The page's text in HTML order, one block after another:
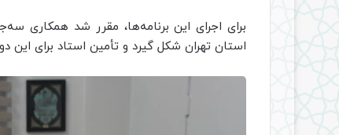
برای اجرای این برنامه‌ها، مقرر شد همکاری
استان تهران شکل گیرد و تأمین استاد برای این